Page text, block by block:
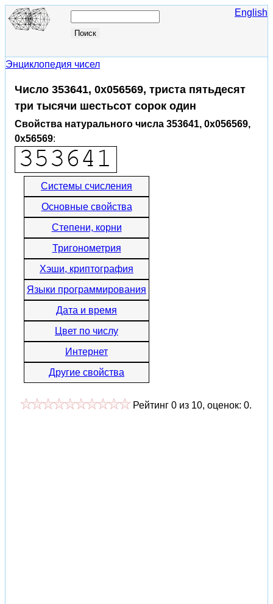
English
Энциклопедия чисел
Число 353641, 0x056569, триста пятьдесят
три тысячи шестьсот сорок один
Свойства натурального числа 353641, 0x056569,
0x56569:
Системы счисления
Основные свойства
Степени, корни
Тригонометрия
Хэши, криптография
Языки программирования
Дата и время
Цвет по числу
Интернет
Другие свойства
Рейтинг 0 из 10, оценок: 0.